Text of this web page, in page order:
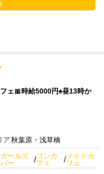
ェ🎀時給5000円♠昼13時か
ア秋葉原・浅草橋
ガールズ
バー
/コンカ
フェ
/ メイドカ
フェ